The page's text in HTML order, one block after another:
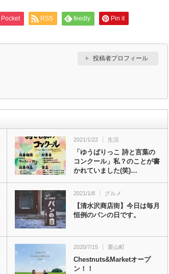
Pocket RSS feedly Pin it
投稿者プロフィール
2021/1/22 生活
「ゆうばりっこ 詩と言葉の
コンクール」私？のことが書
かれていました(笑)…
2021/1/8 グルメ
【清水沢商店街】今日は毎月
恒例のパンの日です。
2020/7/15 栗山町
Chestnuts&Marketオープ
ン！！